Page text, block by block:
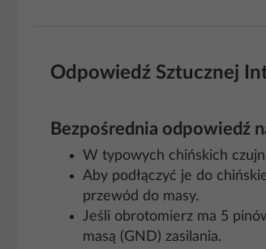
Odpowiedź Sztucznej
Bezpośrednia odpowiedź
W typowych chińskich
Aby podłączyć je do
przewód do masy.
Jeśli obrotomierz ma 5
masą (GND) zasilania.